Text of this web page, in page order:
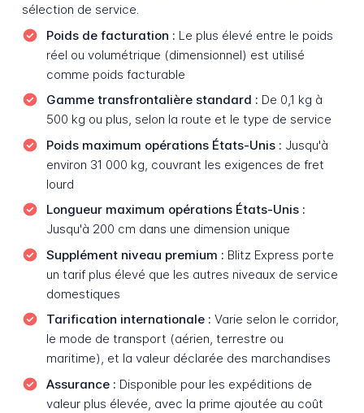
sélection de service.
Poids de facturation : Le plus élevé entre le poids
réel ou volumétrique (dimensionnel) est utilisé
comme poids facturable
Gamme transfrontalière standard : De 0,1 kg à
500 kg ou plus, selon la route et le type de service
Poids maximum opérations États-Unis : Jusqu'à
environ 31 000 kg, couvrant les exigences de fret
lourd
Longueur maximum opérations États-Unis :
Jusqu'à 200 cm dans une dimension unique
Supplément niveau premium : Blitz Express porte
un tarif plus élevé que les autres niveaux de service
domestiques
Tarification internationale : Varie selon le corridor,
le mode de transport (aérien, terrestre ou
maritime), et la valeur déclarée des marchandises
Assurance : Disponible pour les expéditions de
valeur plus élevée, avec la prime ajoutée au coût